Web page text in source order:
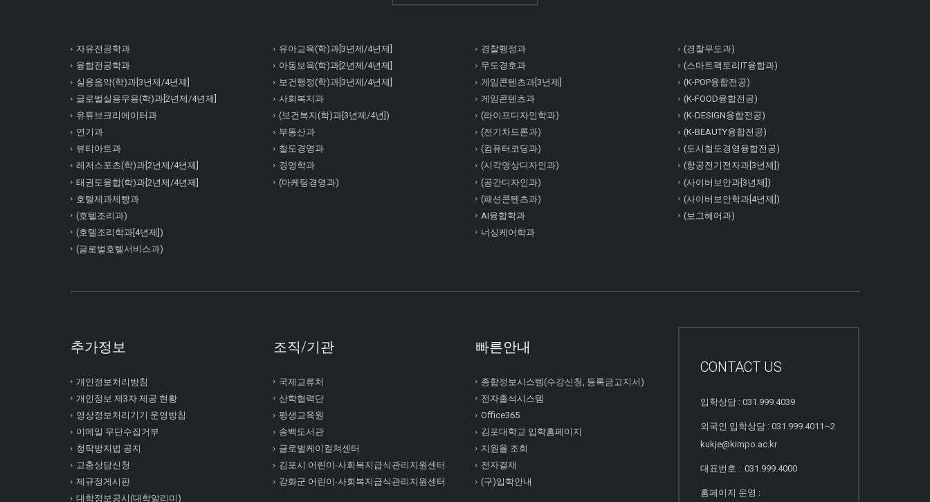
자유전공학과
융합전공학과
실용음악(학)과[3년제/4년제]
글로벌실용무용(학)과[2년제/4년제]
유튜브크리에이터과
연기과
뷰티아트과
레저스포츠(학)과[2년제/4년제]
태권도융합(학)과[2년제/4년제]
호텔제과제빵과
(호텔조리과)
(호텔조리학과[4년제])
(글로벌호텔서비스과)
유아교육(학)과[3년제/4년제]
아동보육(학)과[2년제/4년제]
보건행정(학)과[3년제/4년제]
사회복지과
(보건복지(학)과[3년제/4년])
부동산과
철도경영과
경영학과
(마케팅경영과)
경찰행정과
무도경호과
게임콘텐츠과[3년제]
게임콘텐츠과
(라이프디자인학과)
(전기차드론과)
(컴퓨터코딩과)
(시각영상디자인과)
(공간디자인과)
(패션콘텐츠과)
AI융합학과
너싱케어학과
(경찰무도과)
(스마트팩토리IT융합과)
(K-POP융합전공)
(K-FOOD융합전공)
(K-DESIGN융합전공)
(K-BEAUTY융합전공)
(도시철도경영융합전공)
(항공전기전자과[3년제])
(사이버보안과[3년제])
(사이버보안학과[4년제])
(보그헤어과)
추가정보
개인정보처리방침
개인정보 제3자 제공 현황
영상정보처리기기 운영방침
이메일 무단수집거부
청탁방지법 공지
고충상담신청
제규정게시판
대학정보공시(대학알리미)
조직/기관
국제교류처
산학협력단
평생교육원
송백도서관
글로벌케이컬쳐센터
김포시 어린이∙사회복지급식관리지원센터
강화군 어린이∙사회복지급식관리지원센터
빠른안내
종합정보시스템(수강신청, 등록금고지서)
전자출석시스템
Office365
김포대학교 입학홈페이지
지원율 조회
전자결재
(구)입학안내
CONTACT US
입학상담 : 031.999.4039
외국인 입학상담 : 031.999.4011~2
kukje@kimpo.ac.kr
대표번호 : 031.999.4000
홈페이지 운영 :